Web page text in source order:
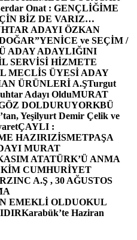
Onat : GENÇLİĞİME
BİZ DE VARIZ…
ADAYI ÖZKAN
YENİCE ve SEÇİM /
ADAY ADAYLIĞINI
SERVİSİ HİZMETE
MECLİS ÜYESİ ADAY
ÜRÜNLERİ A.ŞTurgut
Adayı OlduMURAT
DOLDURUYORKBÜ
Yeşilyurt Demir Çelik ve
ÇAYLI :
HAZIRIZİSMETPAŞA
MURAT
ATATÜRK’Ü ANMA
CUMHURİYET
A.Ş , 30 AĞUSTOS
EMEKLİ OLDUOKUL
Karabük’te Haziran